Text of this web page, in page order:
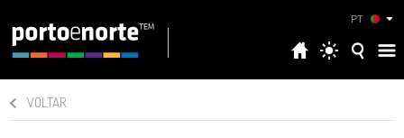
PT
VOLTAR